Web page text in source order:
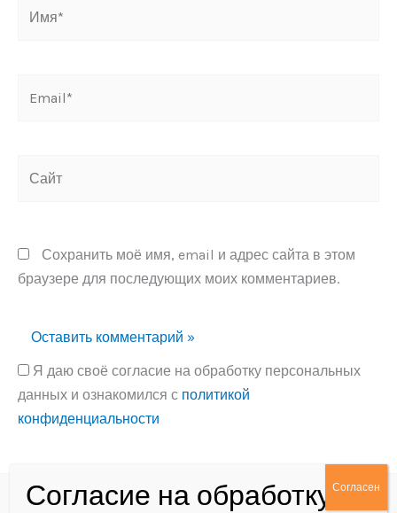
Сохранить моё имя, email и адрес сайта в этом
браузере для последующих моих комментариев.
Я даю своё согласие на обработку персональных
данных и ознакомился с политикой
конфиденциальности